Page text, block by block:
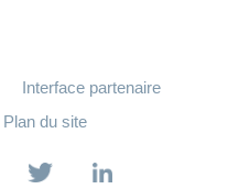
Interface partenaire
Plan du site